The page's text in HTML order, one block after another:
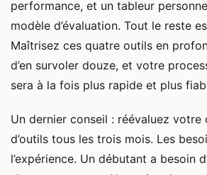
performance, et un tableur
modèle d’évaluation. Tout le reste
Maîtrisez ces quatre outils en
d’en survoler douze, et votre
sera à la fois plus rapide et plus
Un dernier conseil : réévaluez
d’outils tous les trois mois. Les
l’expérience. Un débutant a besoin